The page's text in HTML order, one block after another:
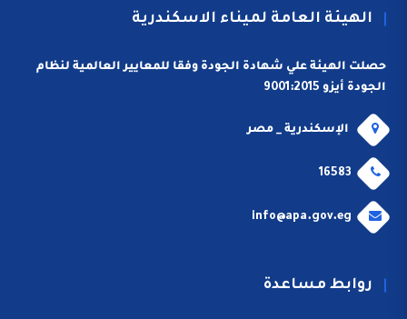
الهيئة العامة لميناء الاسكندرية
حصلت الهيئة علي شهادة الجودة وفقا للمعايير العالمية لنظام
الجودة أيزو 9001:2015
الإسكندرية _ مصر
16583
info@apa.gov.eg
روابط مساعدة